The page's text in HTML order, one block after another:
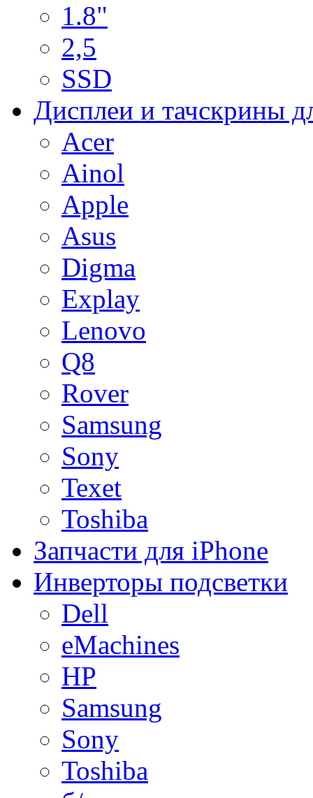
1.8"
2,5
SSD
Дисплеи и тачскрины
Acer
Ainol
Apple
Asus
Digma
Explay
Lenovo
Q8
Rover
Samsung
Sony
Texet
Toshiba
Запчасти для iPhone
Инверторы подсветки
Dell
eMachines
HP
Samsung
Sony
Toshiba